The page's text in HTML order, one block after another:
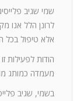
שמי שגיב
אלא טיפול בכל
הודות לפעילות
מעמדה כמותג
בשמי, שגיב